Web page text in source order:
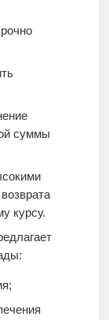
суммы
курсу.